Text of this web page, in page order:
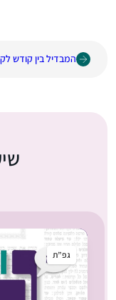
המבדיל בין קודש
גפ”ת